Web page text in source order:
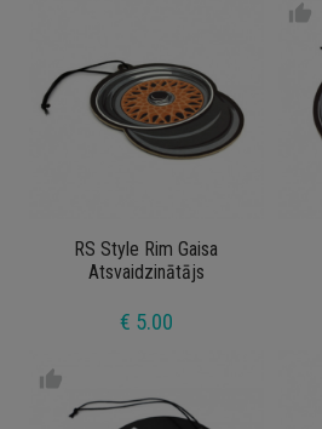
RS Style Rim Gaisa
Atsvaidzinātājs
€ 5.00
thumb_up
thumb_up